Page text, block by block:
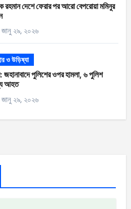
রহমান দেশে ফেরার পর আরো বেপরোয়া মমিনুর
জানু ২৯, ২০২৬
ও উড়িষ্যা
জহানাবাদে পুলিশের ওপর হামলা, ৬ পুলিশ
আহত
জানু ২৯, ২০২৬